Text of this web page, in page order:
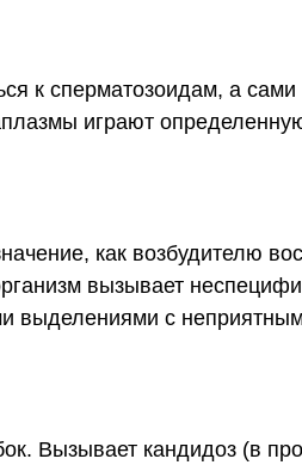
к сперматозоидам, а
играют
как возбудителю
вызывает
выделениями с
Вызывает кандидоз (в